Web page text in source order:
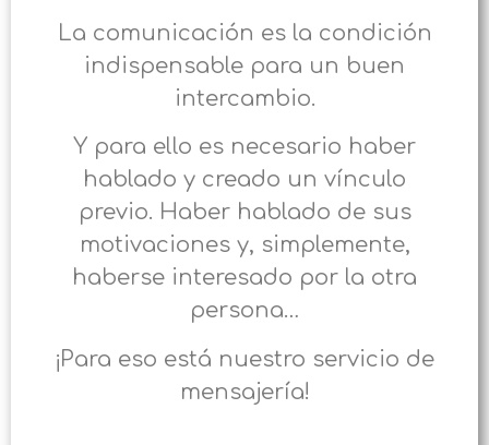
La comunicación es la condición
indispensable para un buen
intercambio.
Y para ello es necesario haber
hablado y creado un vínculo
previo. Haber hablado de sus
motivaciones y, simplemente,
haberse interesado por la otra
persona…
¡Para eso está nuestro servicio de
mensajería!